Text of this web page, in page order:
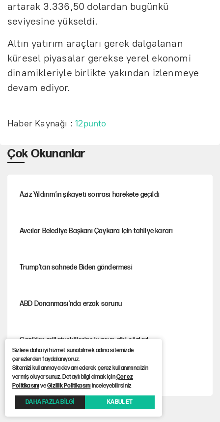
artarak 3.336,50 dolardan bugünkü
seviyesine yükseldi.
Altın yatırım araçları gerek dalgalanan
küresel piyasalar gerekse yerel ekonomi
dinamikleriyle birlikte yakından izlenmeye
devam ediyor.
Haber Kaynağı :12punto
Çok Okunanlar
Aziz Yıldırım’ın şikayeti sonrası harekete geçildi
Avcılar Belediye Başkanı Çaykara için tahliye kararı
Trump’tan sahnede Biden göndermesi
ABD Donanması’nda erzak sorunu
Gazi’den milletvekillerine kurşun gibi sözler!..
AKP’li üç belediyeye operasyon hazırlığı!
Sizlere daha iyi hizmet sunabilmek adına sitemizde
çerezlerden faydalanıyoruz.
Sitemizi kullanmaya devam ederek çerez kullanımına izin
vermiş oluyorsunuz. Detaylı bilgi almak içinÇerez
PolitikasınıveGizlilik Politikasınıinceleyebilirsiniz
DAHA FAZLA BİLGİ KABUL ET